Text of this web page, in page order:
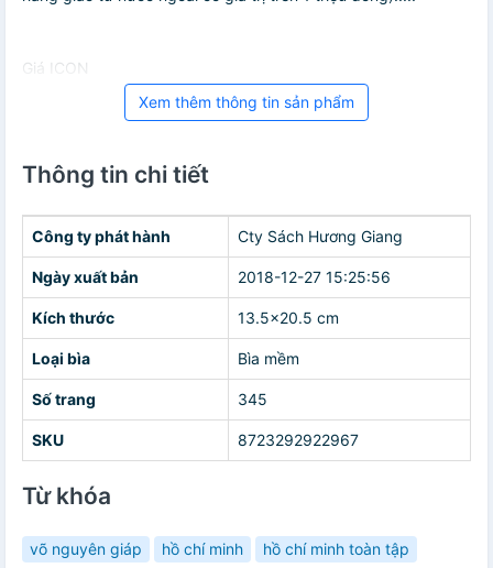
Giá ICON
Xem thêm thông tin sản phẩm
Thông tin chi tiết
Công ty phát hành Cty Sách Hương Giang
Ngày xuất bản 2018-12-27 15:25:56
Kích thước 13.5x20.5 cm
Loại bìa Bìa mềm
Số trang 345
SKU 8723292922967
Từ khóa
võ nguyên giáp hồ chí minh
hồ chí minh toàn tập